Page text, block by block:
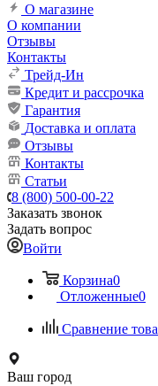
О магазине
О компании
Отзывы
Контакты
Трейд-Ин
Кредит и рассрочка
Гарантия
Доставка и оплата
Отзывы
Контакты
Статьи
8 (800) 500-00-22
Заказать звонок
Задать вопрос
Войти
Корзина0
Отложенные0
Сравнение
Ваш город